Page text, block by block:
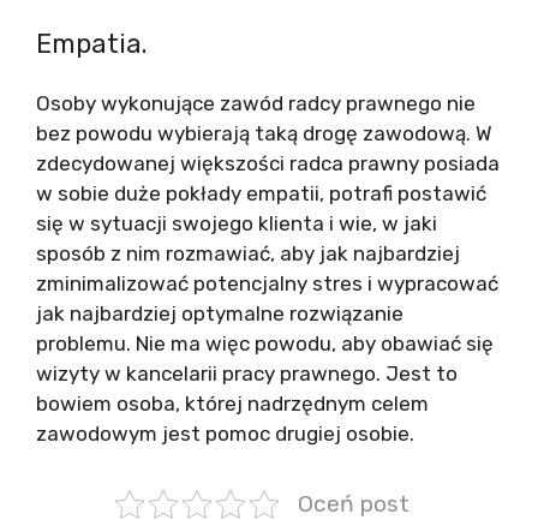
Empatia.
Osoby wykonujące zawód radcy prawnego nie
bez powodu wybierają taką drogę zawodową. W
zdecydowanej większości radca prawny posiada
w sobie duże pokłady empatii, potrafi postawić
się w sytuacji swojego klienta i wie, w jaki
sposób z nim rozmawiać, aby jak najbardziej
zminimalizować potencjalny stres i wypracować
jak najbardziej optymalne rozwiązanie
problemu. Nie ma więc powodu, aby obawiać się
wizyty w kancelarii pracy prawnego. Jest to
bowiem osoba, której nadrzędnym celem
zawodowym jest pomoc drugiej osobie.
Oceń post